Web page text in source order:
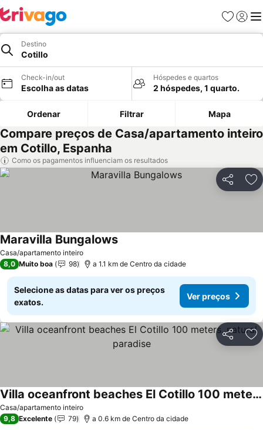
Favoritos
Iniciar
Destino
Cotillo
Check-in/out
Escolha as datas
Hóspedes e quartos
2 hóspedes, 1 quarto.
Ordenar Filtrar Mapa
Compare preços de Casa/apartamento inteiro
em Cotillo, Espanha
Como os pagamentos influenciam os resultados
Partilhar
Casa/apartamento inteiro
Maravilla Bungalows
8,0 Muito boa 98 a 1.1 km de Centro da cidade
Selecione as datas para ver os preços
exatos.
Ver preços
Partilhar
Casa/apartamento inteiro
Villa oceanfront beaches El Cotillo 100 meters, natural paradise
9,8 Excelente 79 a 0.6 km de Centro da cidade